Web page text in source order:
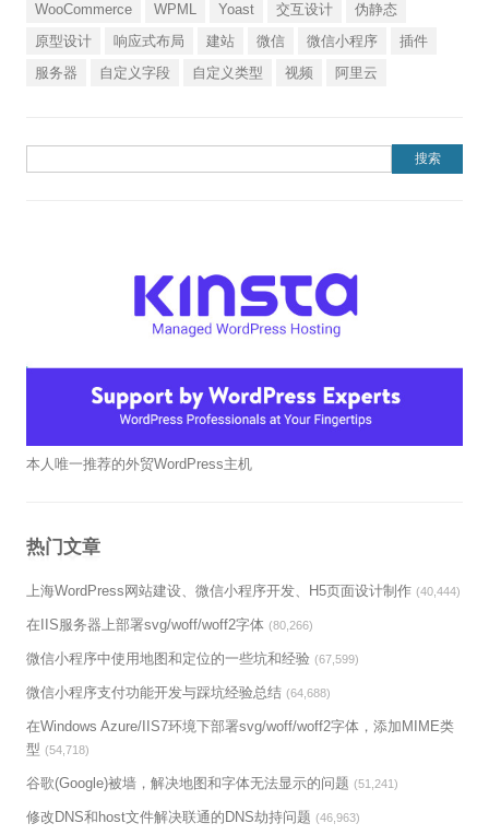
WooCommerce
WPML Yoast 交互设计
伪静态
原型设计
响应式布局 建站 微信 微信小程序
插件
服务器
自定义字段 自定义类型 视频 阿里云
本人唯一推荐的外贸WordPress主机
热门文章
上海WordPress网站建设、微信小程序开发、H5页面设计制作 (40,444)
在IIS服务器上部署svg/woff/woff2字体 (80,266)
微信小程序中使用地图和定位的一些坑和经验 (67,599)
微信小程序支付功能开发与踩坑经验总结 (64,688)
在Windows Azure/IIS7环境下部署svg/woff/woff2字体，添加MIME类
型 (54,718)
谷歌(Google)被墙，解决地图和字体无法显示的问题 (51,241)
修改DNS和host文件解决联通的DNS劫持问题 (46,963)